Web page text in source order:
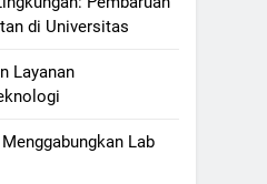
di Universitas
Layanan
Lab